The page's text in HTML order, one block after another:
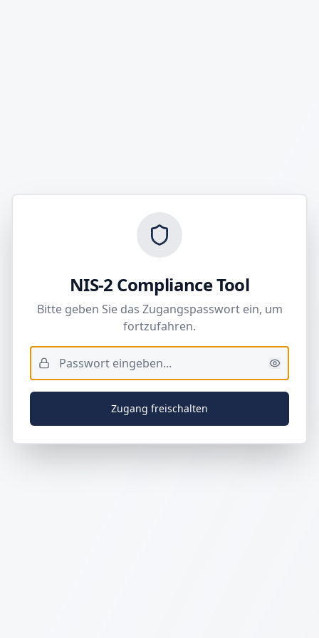
NIS-2 Compliance Tool
Bitte geben Sie das Zugangspasswort ein, um
fortzufahren.
Zugang freischalten